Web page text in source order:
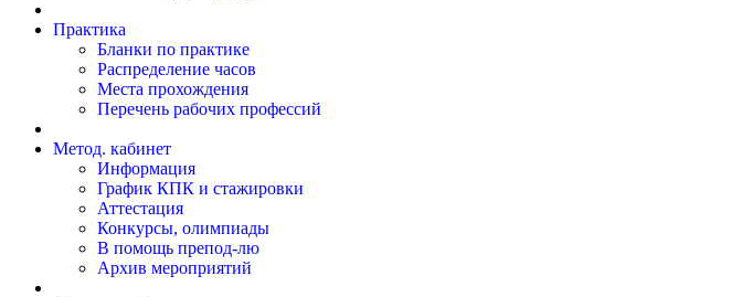
Практика
Бланки по практике
Распределение часов
Места прохождения
Перечень рабочих профессий
Метод. кабинет
Информация
График КПК и стажировки
Аттестация
Конкурсы, олимпиады
В помощь препод-лю
Архив мероприятий